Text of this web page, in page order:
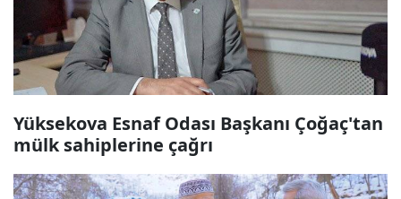
Yüksekova Esnaf Odası Başkanı Çoğaç'tan
mülk sahiplerine çağrı